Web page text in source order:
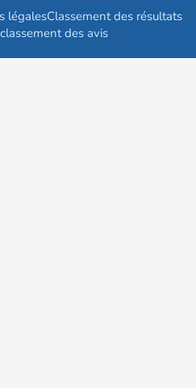
légalesClassement des résultats
des avis